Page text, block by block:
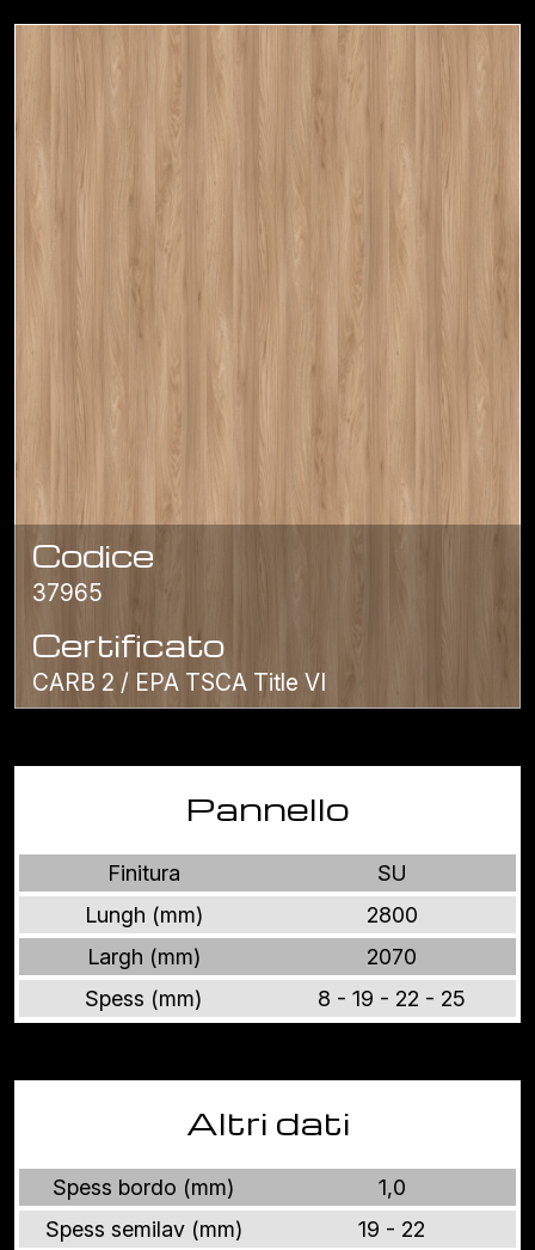
Codice
37965
Certificato
CARB 2 / EPA TSCA Title VI
Pannello
Finitura
SU
Lungh (mm)
2800
Largh (mm)
2070
Spess (mm)
8 - 19 - 22 - 25
Altri dati
Spess bordo (mm)
1,0
Spess semilav (mm)
19 - 22